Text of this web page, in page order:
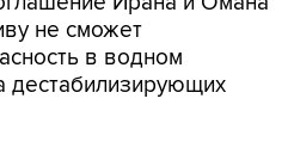
не сможет
в водном
дестабилизирующих